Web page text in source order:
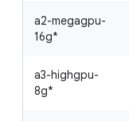
a2-megagpu-
16g*
a3-highgpu-
8g*